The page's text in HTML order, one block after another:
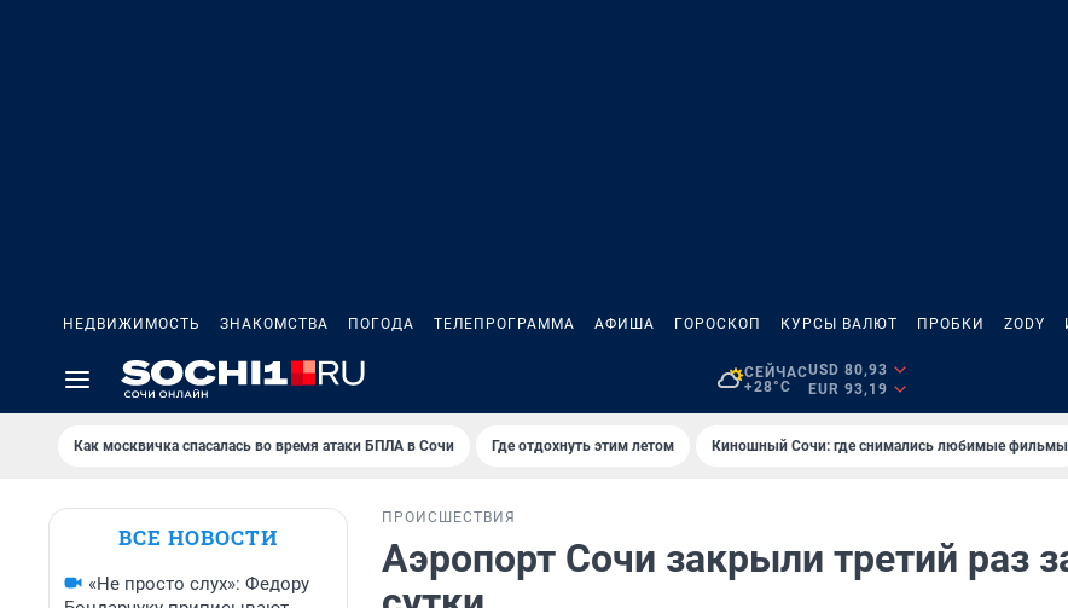
НЕДВИЖИМОСТЬ ЗНАКОМСТВА ПОГОДА ТЕЛЕПРОГРАММА АФИША ГОРОСКОП КУРСЫ ВАЛЮТ ПРОБКИ ZODY
СЕЙЧАС
+28°C
USD 80,93
EUR 93,19
Как москвичка спасалась во время атаки БПЛА в Сочи Где отдохнуть этим летом Киношный Сочи: где снимались любимые фильмы
ВСЕ НОВОСТИ
«Не просто слух»: Федору
ПРОИСШЕСТВИЯ
Аэропорт Сочи закрыли третий раз